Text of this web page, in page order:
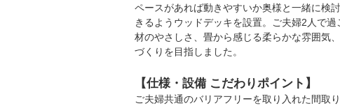
ペースがあれば動きやすいか奥様と一緒に検
きるようウッドデッキを設置。ご夫婦2人で
材のやさしさ、畳から感じる柔らかな雰囲気
づくりを目指しました。
【仕様・設備 こだわりポイント】
ご夫婦共通のバリアフリーを取り入れた間取